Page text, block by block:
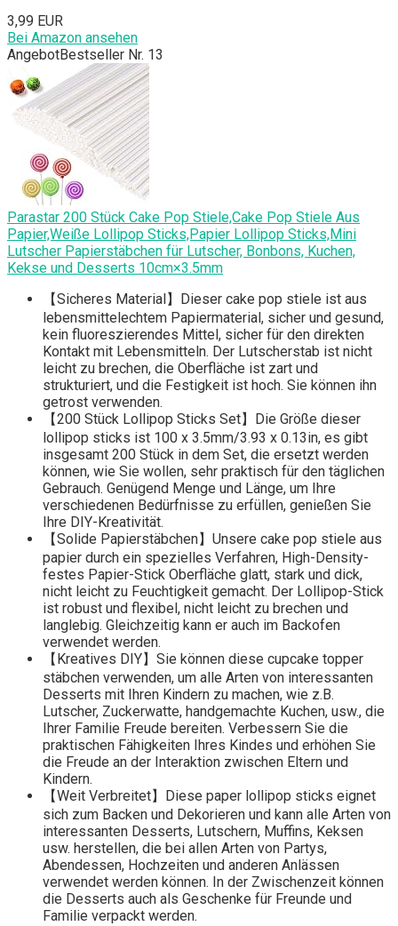
3,99 EUR
Bei Amazon ansehen
AngebotBestseller Nr. 13
Parastar 200 Stück Cake Pop Stiele,Cake Pop Stiele Aus
Papier,Weiße Lollipop Sticks,Papier Lollipop Sticks,Mini
Lutscher Papierstäbchen für Lutscher, Bonbons, Kuchen,
Kekse und Desserts 10cm×3.5mm
【Sicheres Material】Dieser cake pop stiele ist aus
lebensmittelechtem Papiermaterial, sicher und gesund,
kein fluoreszierendes Mittel, sicher für den direkten
Kontakt mit Lebensmitteln. Der Lutscherstab ist nicht
leicht zu brechen, die Oberfläche ist zart und
strukturiert, und die Festigkeit ist hoch. Sie können ihn
getrost verwenden.
【200 Stück Lollipop Sticks Set】Die Größe dieser
lollipop sticks ist 100 x 3.5mm/3.93 x 0.13in, es gibt
insgesamt 200 Stück in dem Set, die ersetzt werden
können, wie Sie wollen, sehr praktisch für den täglichen
Gebrauch. Genügend Menge und Länge, um Ihre
verschiedenen Bedürfnisse zu erfüllen, genießen Sie
Ihre DIY-Kreativität.
【Solide Papierstäbchen】Unsere cake pop stiele aus
papier durch ein spezielles Verfahren, High-Density-
festes Papier-Stick Oberfläche glatt, stark und dick,
nicht leicht zu Feuchtigkeit gemacht. Der Lollipop-Stick
ist robust und flexibel, nicht leicht zu brechen und
langlebig. Gleichzeitig kann er auch im Backofen
verwendet werden.
【Kreatives DIY】Sie können diese cupcake topper
stäbchen verwenden, um alle Arten von interessanten
Desserts mit Ihren Kindern zu machen, wie z.B.
Lutscher, Zuckerwatte, handgemachte Kuchen, usw., die
Ihrer Familie Freude bereiten. Verbessern Sie die
praktischen Fähigkeiten Ihres Kindes und erhöhen Sie
die Freude an der Interaktion zwischen Eltern und
Kindern.
【Weit Verbreitet】Diese paper lollipop sticks eignet
sich zum Backen und Dekorieren und kann alle Arten von
interessanten Desserts, Lutschern, Muffins, Keksen
usw. herstellen, die bei allen Arten von Partys,
Abendessen, Hochzeiten und anderen Anlässen
verwendet werden können. In der Zwischenzeit können
die Desserts auch als Geschenke für Freunde und
Familie verpackt werden.